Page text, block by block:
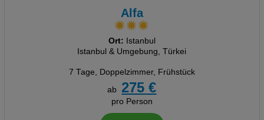
Alfa
Ort: Istanbul
Istanbul & Umgebung, Türkei
7 Tage, Doppelzimmer, Frühstück
ab
275 €
pro Person